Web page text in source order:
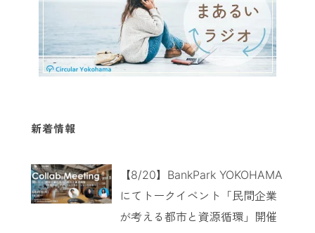
新着情報
【8/20】BankPark YOKOHAMA
にてトークイベント「民間企業
が考える都市と資源循環」開催